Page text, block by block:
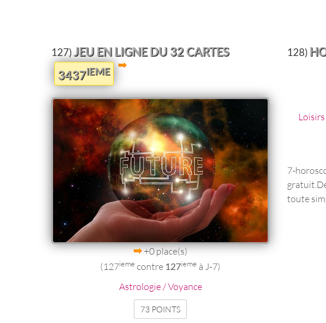
127) JEU EN LIGNE DU 32 CARTES
3437IEME
+0 place(s)
(127ieme contre 127ieme à J-7)
Astrologie / Voyance
73 POINTS
128)
Loisirs
7-
toute